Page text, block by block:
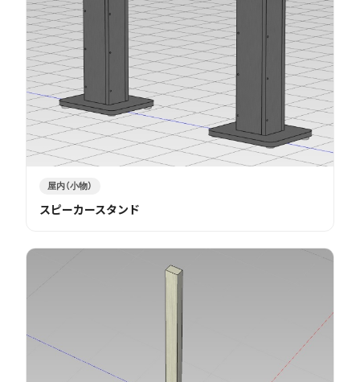
屋内（小物）
スピーカースタンド